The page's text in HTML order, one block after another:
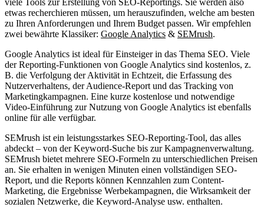
etwas recherchieren müssen, um herauszufinden, welche am besten
zu Ihren Anforderungen und Ihrem Budget passen. Wir empfehlen
zwei bewährte Klassiker: Google Analytics & SEMrush.
Google Analytics ist ideal für Einsteiger in das Thema SEO. Viele
der Reporting-Funktionen von Google Analytics sind kostenlos, z.
B. die Verfolgung der Aktivität in Echtzeit, die Erfassung des
Nutzerverhaltens, der Audience-Report und das Tracking von
Marketingkampagnen. Eine kurze kostenlose und notwendige
Video-Einführung zur Nutzung von Google Analytics ist ebenfalls
online für alle verfügbar.
SEMrush ist ein leistungsstarkes SEO-Reporting-Tool, das alles
abdeckt – von der Keyword-Suche bis zur Kampagnenverwaltung.
SEMrush bietet mehrere SEO-Formeln zu unterschiedlichen Preisen
an. Sie erhalten in wenigen Minuten einen vollständigen SEO-
Report, und die Reports können Kennzahlen zum Content-
Marketing, die Ergebnisse Werbekampagnen, die Wirksamkeit der
sozialen Netzwerke, die Keyword-Analyse usw. enthalten.